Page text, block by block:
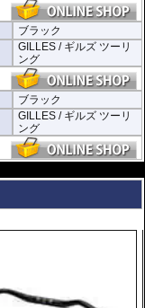
ブラック
GILLES / ギルズ ツーリ
ング
ブラック
GILLES / ギルズ ツーリ
ング